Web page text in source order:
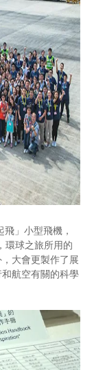
」小型飛機，
環球之旅所用的
大會更製作了展
航空有關的科學